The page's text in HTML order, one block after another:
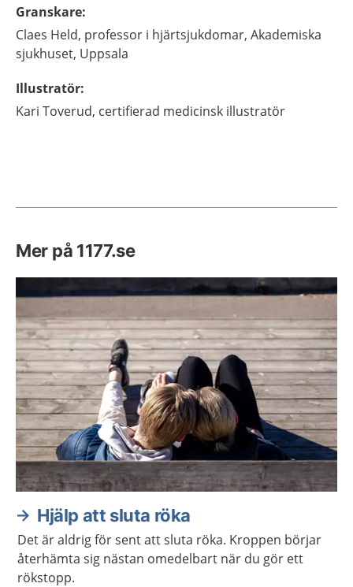
Granskare:
Claes Held, professor i hjärtsjukdomar, Akademiska
sjukhuset, Uppsala
Illustratör:
Kari Toverud, certifierad medicinsk illustratör
Mer på 1177.se
Hjälp att sluta röka
Det är aldrig för sent att sluta röka. Kroppen börjar
återhämta sig nästan omedelbart när du gör ett
rökstopp.